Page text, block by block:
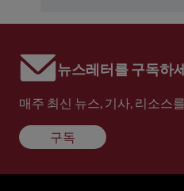
뉴스레터를 구독하
매주 최신 뉴스, 기사, 리소스
구독